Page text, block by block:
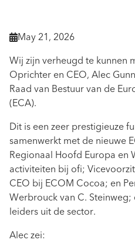
May 21, 2026
Wij zijn verheugd te kunnen
Oprichter en CEO, Alec
Raad van Bestuur van de
(ECA).
Dit is een zeer prestigieuze
samenwerkt met de nieuwe
Regionaal Hoofd Europa en
activiteiten bij ofi;
CEO bij ECOM Cocoa; en
Werbrouck van C.
leiders uit de sector.
Alec zei: